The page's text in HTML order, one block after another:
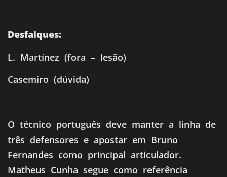
Desfalques:
L. Martínez (fora – lesão)
Casemiro (dúvida)
O técnico português deve manter a linha de
três defensores e apostar em Bruno
Fernandes como principal articulador.
Matheus Cunha segue como referência